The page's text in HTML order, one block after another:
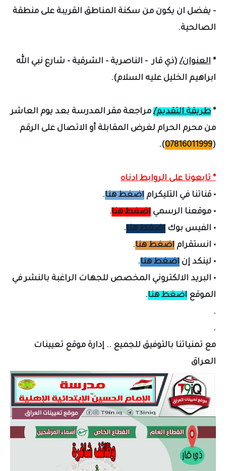
- يفضل ان يكون من سكنة المناطق القريبة على منطقة
الصالحية.
* العنوان/(ذي قار - الناصرية - الشرقية - شارع نبي الله
ابراهيم الخليل عليه السلام).
* طريقة التقديم/مراجعة مقر المدرسة بعد يوم العاشر
من محرم الحرام لغرض المقابلة أو الاتصال على الرقم
(‏‪
07816011999
‬‏).
* تابعونا على الروابط ادناه
• قناتنا في التليكرام اضغط هنا.
• موقعنا الرسمي اضغط هنا.
• الفيس بوك اضغط هنا.
• انستقرام اضغط هنا.
• لينكد إن اضغط هنا.
• البريد الالكتروني المخصص للجهات الراغبة بالنشر في
الموقع اضغط هنا.
.
.
مع تمنياتنا بالتوفيق للجميع .. إدارة موقع تعيينات
العراق